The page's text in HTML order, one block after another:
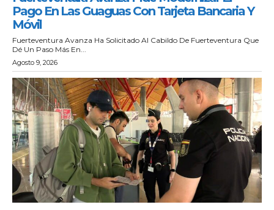
Pago En Las Guaguas Con Tarjeta Bancaria Y
Móvil
Fuerteventura Avanza Ha Solicitado Al Cabildo De Fuerteventura Que
Dé Un Paso Más En...
Agosto 9, 2026